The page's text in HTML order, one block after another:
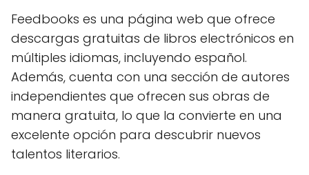
Feedbooks es una página web que ofrece
descargas gratuitas de libros electrónicos en
múltiples idiomas, incluyendo español.
Además, cuenta con una sección de autores
independientes que ofrecen sus obras de
manera gratuita, lo que la convierte en una
excelente opción para descubrir nuevos
talentos literarios.